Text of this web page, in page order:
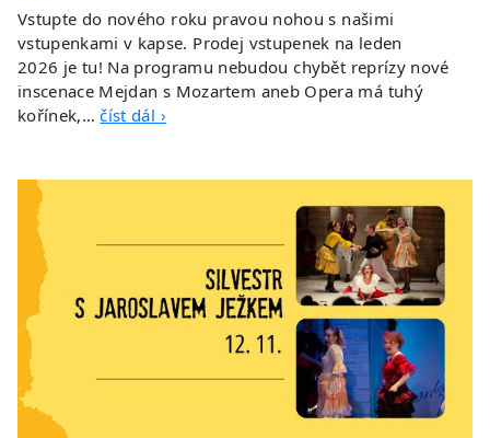
Vstupte do nového roku pravou nohou s našimi
vstupenkami v kapse. Prodej vstupenek na leden
2026 je tu! Na programu nebudou chybět reprízy nové
inscenace Mejdan s Mozartem aneb Opera má tuhý
kořínek,…číst dál ›